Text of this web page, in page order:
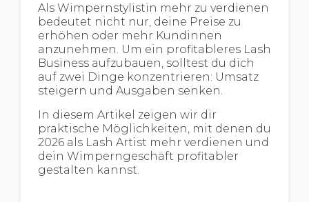
Als Wimpernstylistin mehr zu verdienen
bedeutet nicht nur, deine Preise zu
erhöhen oder mehr Kundinnen
anzunehmen. Um ein profitableres Lash
Business aufzubauen, solltest du dich
auf zwei Dinge konzentrieren: Umsatz
steigern und Ausgaben senken.
In diesem Artikel zeigen wir dir
praktische Möglichkeiten, mit denen du
2026 als Lash Artist mehr verdienen und
dein Wimperngeschäft profitabler
gestalten kannst.